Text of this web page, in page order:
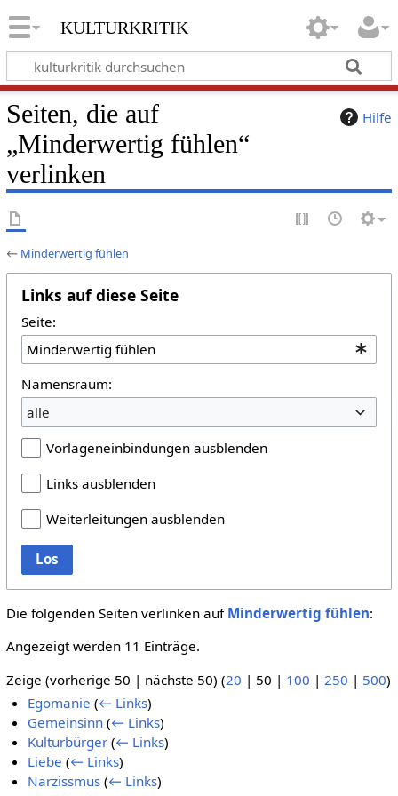
kulturkritik
Hilfe
Seiten, die auf
„Minderwertig fühlen“
verlinken
← Minderwertig fühlen
Links auf diese Seite
Seite:
Namensraum:
alle
Vorlageneinbindungen ausblenden
Links ausblenden
Weiterleitungen ausblenden
Los
Die folgenden Seiten verlinken auf Minderwertig fühlen:
Angezeigt werden 11 Einträge.
Zeige (vorherige 50 | nächste 50) (20 | 50 | 100 | 250 | 500)
Egomanie (← Links)
Gemeinsinn (← Links)
Kulturbürger (← Links)
Liebe (← Links)
Narzissmus (← Links)